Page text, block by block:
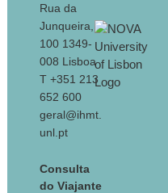
Rua da
Junqueira,
100 1349-
008 Lisboa
T +351 213
652 600
geral@ihmt.
unl.pt
Consulta
do Viajante